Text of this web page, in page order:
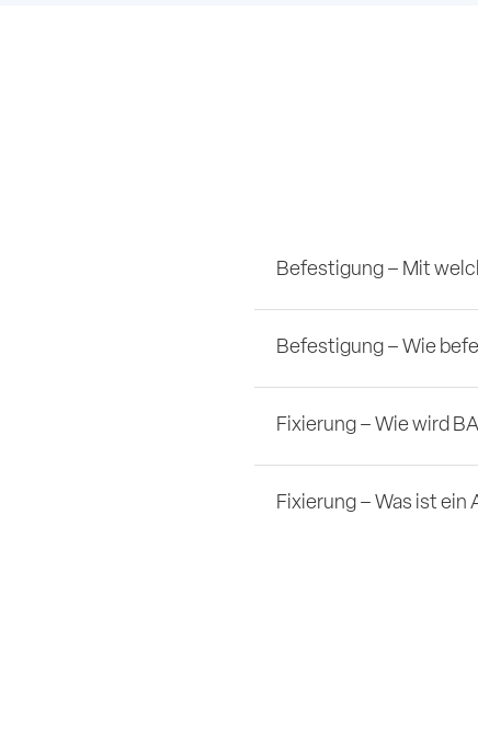
Befestigung – Mit
Befestigung – Wie
Fixierung – Wie wird
Fixierung – Was ist ein